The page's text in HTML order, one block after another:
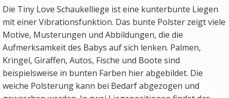
Die Tiny Love Schaukelliege ist eine kunterbunte Liegen
mit einer Vibrationsfunktion. Das bunte Polster zeigt viele
Motive, Musterungen und Abbildungen, die die
Aufmerksamkeit des Babys auf sich lenken. Palmen,
Kringel, Giraffen, Autos, Fische und Boote sind
beispielsweise in bunten Farben hier abgebildet. Die
weiche Polsterung kann bei Bedarf abgezogen und